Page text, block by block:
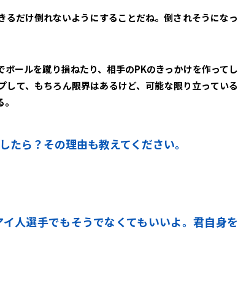
だけ倒れないようにすることだね。倒されそうになっ
ールを蹴り損ねたり、相手のPKのきっかけを作ってし
て、もちろん限界はあるけど、可能な限り立っている
たら？その理由も教えてください。
イ人選手でもそうでなくてもいいよ。君自身を